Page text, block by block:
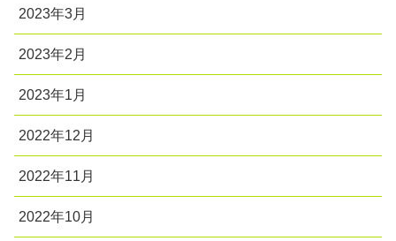
2023年3月
2023年2月
2023年1月
2022年12月
2022年11月
2022年10月